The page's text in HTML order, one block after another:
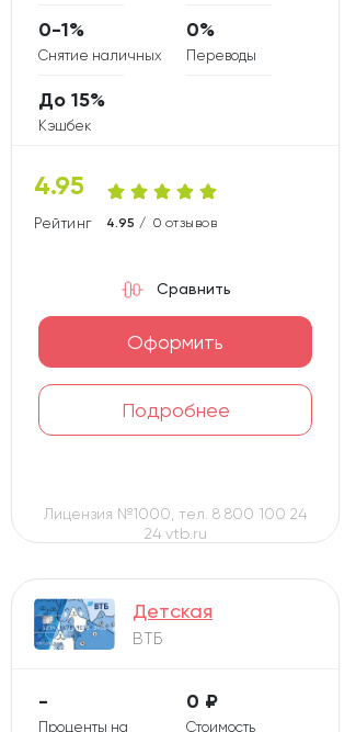
4.95
Рейтинг карты
4.95 / 0 отзывов
Снятие наличных
0-1%
Переводы
0%
Кэшбек
До 15%
Оформить
Подробнее
Сравнить
Лицензия №1000, тел. 8 800 100 24
24 vtb.ru
Детская
ВТБ
Проценты на
-
Стоимость
0 ₽